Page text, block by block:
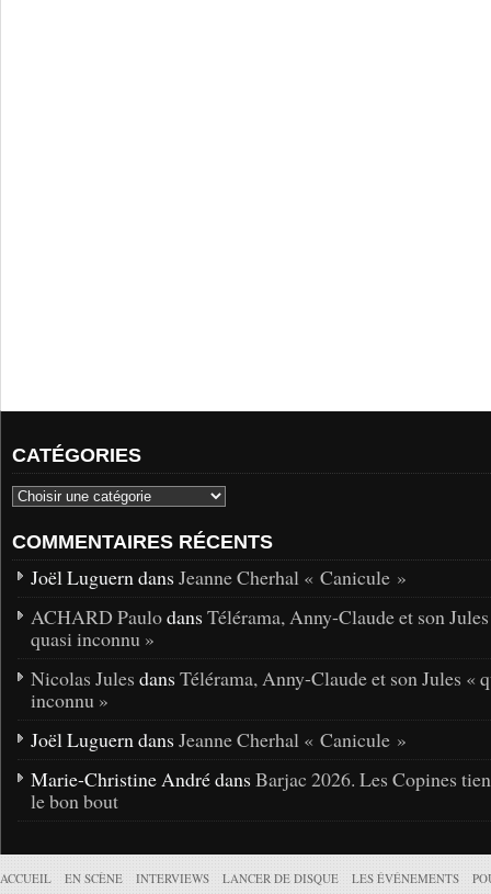
CATÉGORIES
COMMENTAIRES RÉCENTS
Joël Luguern dans Jeanne Cherhal « Canicule »
ACHARD Paulodans Télérama, Anny-Claude et son
quasi inconnu »
Nicolas Jules dans Télérama, Anny-Claude et son Jules «
inconnu »
Joël Luguern dans Jeanne Cherhal « Canicule »
Marie-Christine André dans Barjac 2026. Les Copines
le bon bout
ACCUEIL EN SCÈNE INTERVIEWS LANCER DE DISQUE LES ÉVÉNEMENTS